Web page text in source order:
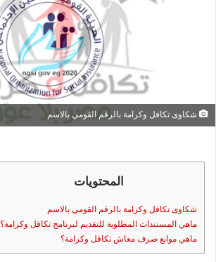
شكاوى تكافل وكرامة بالرقم القومي بالاسم
المحتويات
شكاوى تكافل وكرامة بالرقم القومي بالاسم
ماهي المستندات المطلوبة للتقديم لبرنامج تكافل وكرامة؟
ماهي موانع صرف معاش تكافل وكرامة؟